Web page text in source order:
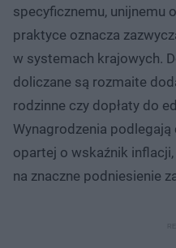
specyficznemu, unijnemu
praktyce oznacza
w systemach krajowych.
doliczane są rozmaite
rodzinne czy dopłaty do
Wynagrodzenia
opartej o wskaźnik
na znaczne podniesienie